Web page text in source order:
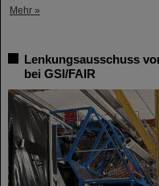
Mehr »
Lenkungsausschuss
bei GSI/FAIR